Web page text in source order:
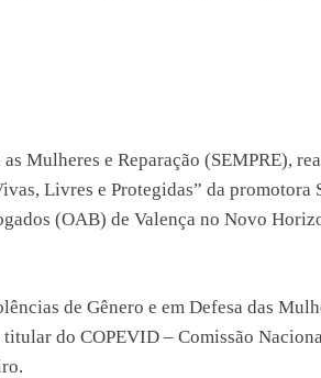
Mulheres e Reparação (SEMPRE),
Livres e Protegidas” da promotora
(OAB) de Valença no Novo
de Gênero e em Defesa das
do COPEVID – Comissão